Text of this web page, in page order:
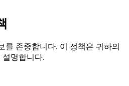
를 존중합니다. 이 정책은 귀하의
명합니다.